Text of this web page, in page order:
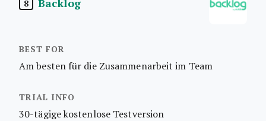
8
Am besten für die Zusammenarbeit im Team
30-tägige kostenlose Testversion